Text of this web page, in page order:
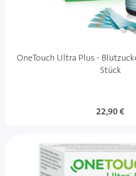
OneTouch Ultra Plus -
Stück
22,90 €